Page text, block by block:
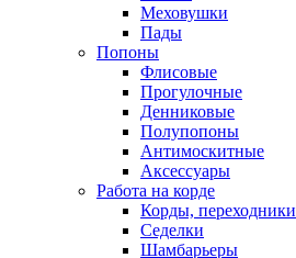
Меховушки
Пады
Попоны
Флисовые
Прогулочные
Денниковые
Полупопоны
Антимоскитные
Аксессуары
Работа на корде
Корды, переходники
Седелки
Шамбарьеры